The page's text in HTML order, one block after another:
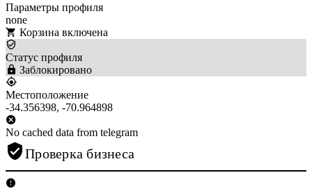
Параметры профиля
none
Корзина включена
Статус профиля
Заблокировано
Местоположение
-34.356398, -70.964898
No cached data from telegram
Проверка бизнеса